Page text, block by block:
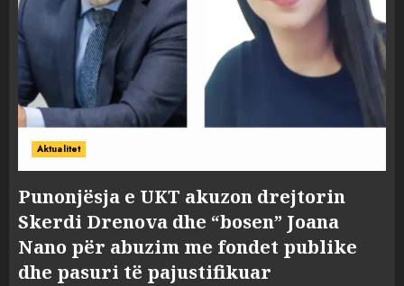
Aktualitet
Punonjësja e UKT akuzon drejtorin
Skerdi Drenova dhe “bosen” Joana
Nano për abuzim me fondet publike
dhe pasuri të pajustifikuar